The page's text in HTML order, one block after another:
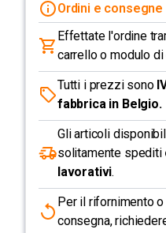
Ordini e consegne
Effettate l'ordine
carrello o modulo di
Tutti i prezzi sono
fabbrica in Belgio.
Gli articoli
solitamente spediti
lavorativi.
Per il rifornimento
consegna,